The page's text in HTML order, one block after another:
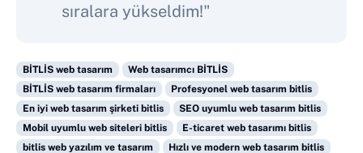
sıralara yükseldim!"
BİTLİS web tasarım
Web tasarımcı BİTLİS
BİTLİS web tasarım firmaları
Profesyonel web tasarım bitlis
En iyi web tasarım şirketi bitlis
SEO uyumlu web tasarım bitlis
Mobil uyumlu web siteleri bitlis
E-ticaret web tasarımı bitlis
bitlis web yazılım ve tasarım
Hızlı ve modern web tasarım bitlis